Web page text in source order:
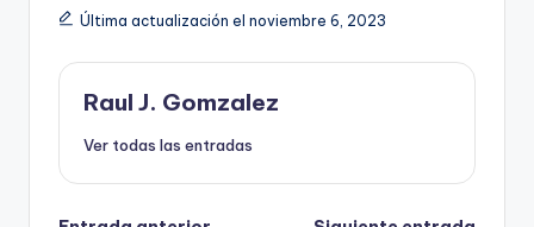
Última actualización el noviembre 6, 2023
Raul J. Gomzalez
Ver todas las entradas